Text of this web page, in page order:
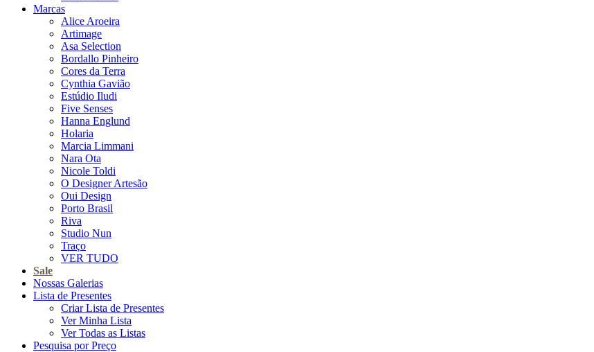
Marcas
Alice Aroeira
Artimage
Asa Selection
Bordallo Pinheiro
Cores da Terra
Cynthia Gavião
Estúdio Iludi
Five Senses
Hanna Englund
Holaria
Marcia Limmani
Nara Ota
Nicole Toldi
O Designer Artesão
Oui Design
Porto Brasil
Riva
Studio Nun
Traço
VER TUDO
Sale
Nossas Galerias
Lista de Presentes
Criar Lista de Presentes
Ver Minha Lista
Ver Todas as Listas
Pesquisa por Preço